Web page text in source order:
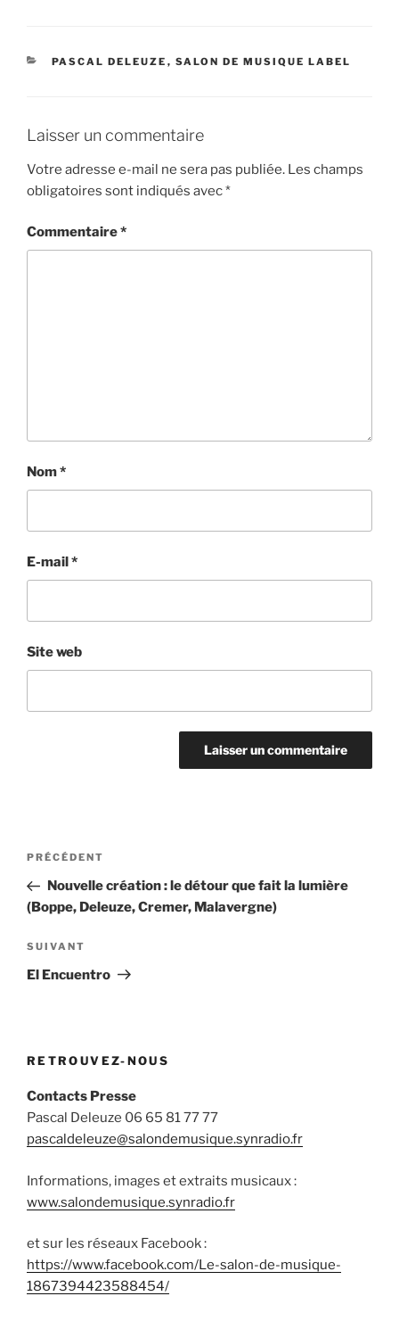
CATÉGORIES
PASCAL DELEUZE , SALON DE MUSIQUE LABEL
Laisser un commentaire
Votre adresse e-mail ne sera pas publiée. Les champs
obligatoires sont indiqués avec*
Commentaire*
Nom*
E-mail*
Site web
Navigation
l’article
Article
précédent
PRÉCÉDENT
Nouvelle création : le détour que fait la lumière
(Boppe, Deleuze, Cremer, Malavergne)
Article
suivant
SUIVANT
El Encuentro
RETROUVEZ-NOUS
Contacts Presse
Pascal Deleuze 06 65 81 77 77
pascaldeleuze@salondemusique.synradio.fr
Informations, images et extraits musicaux :
www.salondemusique.synradio.fr
et sur les réseaux Facebook :
https://www.facebook.com/Le-salon-de-musique-
1867394423588454/